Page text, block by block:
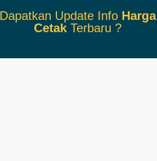
Dapatkan Update Info Harga
Cetak Terbaru ?